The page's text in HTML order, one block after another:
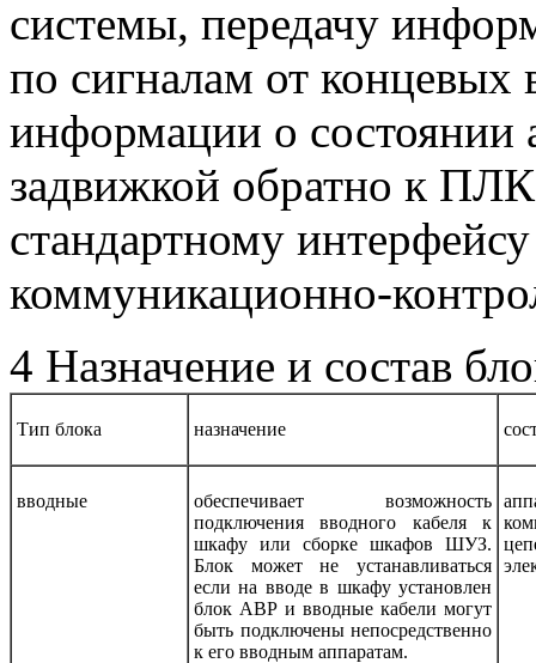
системы, передачу
по сигналам от концевых
информации о состоянии
задвижкой обратно к
стандартному
коммуникационно-
4 Назначение и состав
Тип блока назначение
вводные
обеспечивает возможность
подключения вводного кабеля к
шкафу или сборке шкафов ШУЗ.
Блок может не устанавливаться
если на вводе в шкафу установлен
блок АВР и вводные кабели могут
быть подключены непосредственно
к его вводным аппаратам.